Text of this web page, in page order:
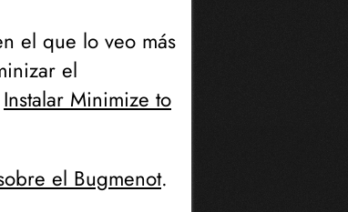
el que lo veo más
el
Instalar Minimize to
el Bugmenot.